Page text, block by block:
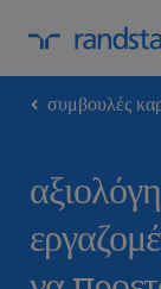
συμβουλές